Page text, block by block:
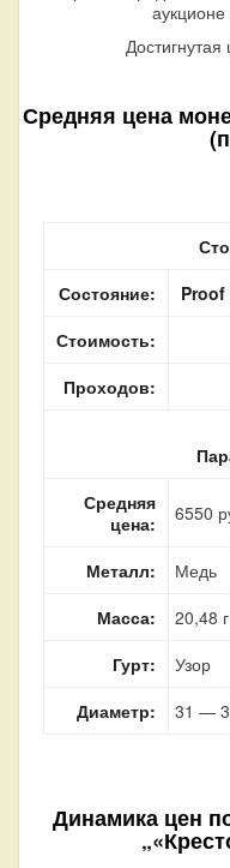
аукционе
Достигнутая
Средняя цена
Состояние:
Proof
Стоимость:
Проходов:
Средняя
цена:
6550
Металл:
Медь
Масса:
20,48 г
Гурт:
Узор
Диаметр:
31 —
Динамика цен